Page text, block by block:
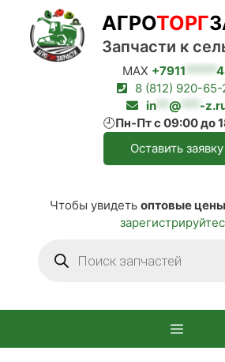
Перейти
содержимому
MAX +7911 *****
8 (812) 920-65-
in
@ *** -
🕘Пн-Пт с 09:00 до
Оставить заявку
Чтобы увидеть оптовые цены
товаров
АГРОТОРГ
Запчасти к